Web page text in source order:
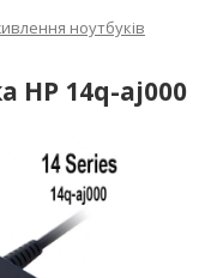
ноутбуків
HP 14q-aj000